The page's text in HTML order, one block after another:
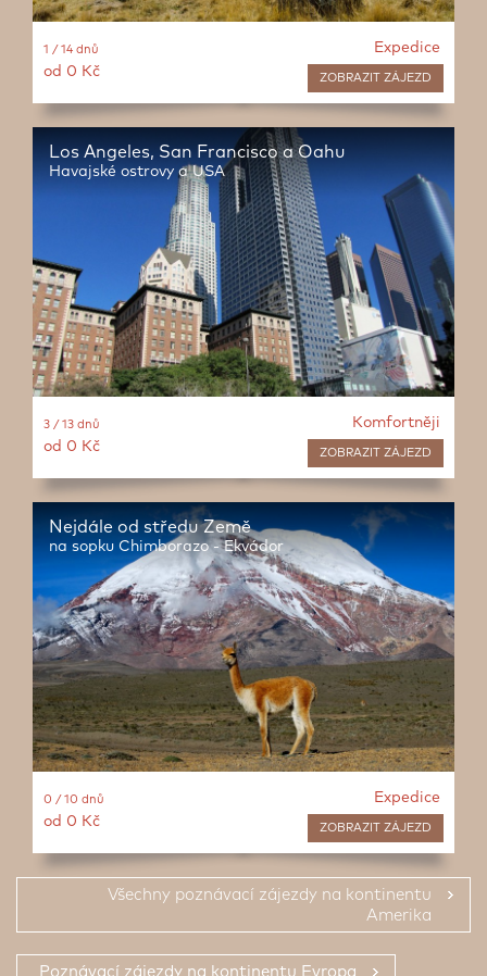
Expedice
ZOBRAZIT ZÁJEZD
1 / 14 dnů
od 0 Kč
Los Angeles, San Francisco a Oahu
Havajské ostrovy a USA
Komfortněji
ZOBRAZIT ZÁJEZD
3 / 13 dnů
od 0 Kč
Nejdále od středu Země
na sopku Chimborazo - Ekvádor
Expedice
ZOBRAZIT ZÁJEZD
0 / 10 dnů
od 0 Kč
Všechny poznávací zájezdy na kontinentu
Amerika
Poznávací zájezdy na kontinentu Evropa